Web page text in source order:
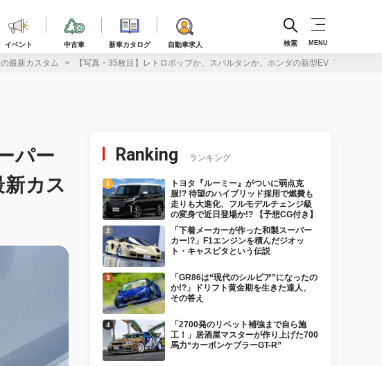
イベント 中古車 新車カタログ 自動車求人 検索 MENU
最新カスタム 【写真・35枚目】レトロポップか、スパルタンか。ホンダの新型EV「スーパー
パー
カス
Ranking ランキング
トヨタ『ルーミー』がついに弱点克
服!? 待望のハイブリッド採用で燃費も
走りも大進化、フルモデルチェンジ級
の変身で近日登場か!? 【予想CG付き】
「下着メーカーが作った和製スーパー
カー!?」F1エンジンを積んだジオッ
ト・キャスピタという伝説
「GR86は“現代のシルビア”になったの
か!?」ドリフト黄金期を生きた達人、
その答え
「2700発のリベット補強まで自ら施
工！」居酒屋マスターが作り上げた700
馬力“カーボンケブラーGT-R”